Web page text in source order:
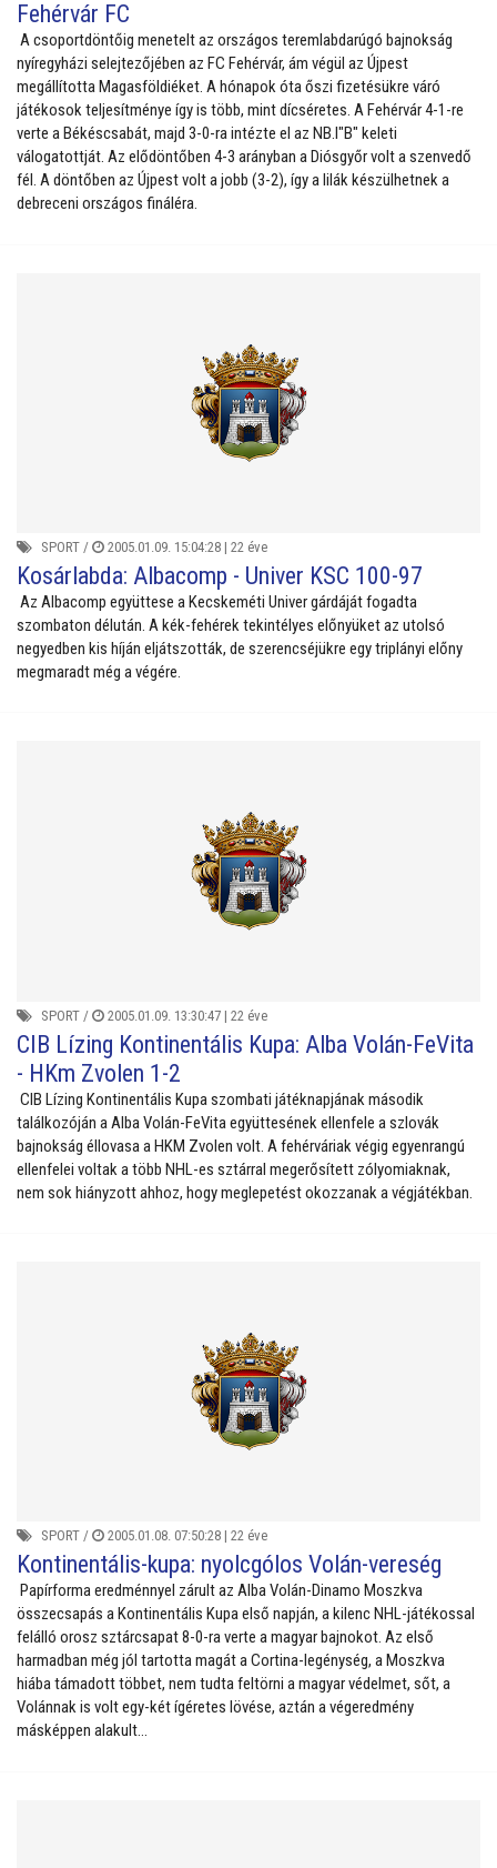
Fehérvár FC
A csoportdöntőig menetelt az országos teremlabdarúgó bajnokság
nyíregyházi selejtezőjében az FC Fehérvár, ám végül az Újpest
megállította Magasföldiéket. A hónapok óta őszi fizetésükre váró
játékosok teljesítménye így is több, mint dícséretes. A Fehérvár 4-1-re
verte a Békéscsabát, majd 3-0-ra intézte el az NB.I"B" keleti
válogatottját. Az elődöntőben 4-3 arányban a Diósgyőr volt a szenvedő
fél. A döntőben az Újpest volt a jobb (3-2), így a lilák készülhetnek a
debreceni országos fináléra.
SPORT / 2005.01.09. 15:04:28 | 22 éve
Kosárlabda: Albacomp - Univer KSC 100-97
Az Albacomp együttese a Kecskeméti Univer gárdáját fogadta
szombaton délután. A kék-fehérek tekintélyes előnyüket az utolsó
negyedben kis híján eljátszották, de szerencséjükre egy triplányi előny
megmaradt még a végére.
SPORT / 2005.01.09. 13:30:47 | 22 éve
CIB Lízing Kontinentális Kupa: Alba Volán-FeVita
- HKm Zvolen 1-2
CIB Lízing Kontinentális Kupa szombati játéknapjának második
találkozóján a Alba Volán-FeVita együttesének ellenfele a szlovák
bajnokság éllovasa a HKM Zvolen volt. A fehérváriak végig egyenrangú
ellenfelei voltak a több NHL-es sztárral megerősített zólyomiaknak,
nem sok hiányzott ahhoz, hogy meglepetést okozzanak a végjátékban.
SPORT / 2005.01.08. 07:50:28 | 22 éve
Kontinentális-kupa: nyolcgólos Volán-vereség
Papírforma eredménnyel zárult az Alba Volán-Dinamo Moszkva
összecsapás a Kontinentális Kupa első napján, a kilenc NHL-játékossal
felálló orosz sztárcsapat 8-0-ra verte a magyar bajnokot. Az első
harmadban még jól tartotta magát a Cortina-legénység, a Moszkva
hiába támadott többet, nem tudta feltörni a magyar védelmet, sőt, a
Volánnak is volt egy-két ígéretes lövése, aztán a végeredmény
másképpen alakult...